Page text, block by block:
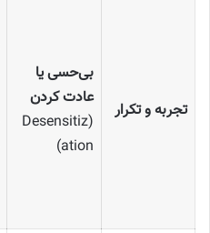
تجربه و تکرار
بی‌حسی یا
عادت کردن
(Desensitiz
ation)